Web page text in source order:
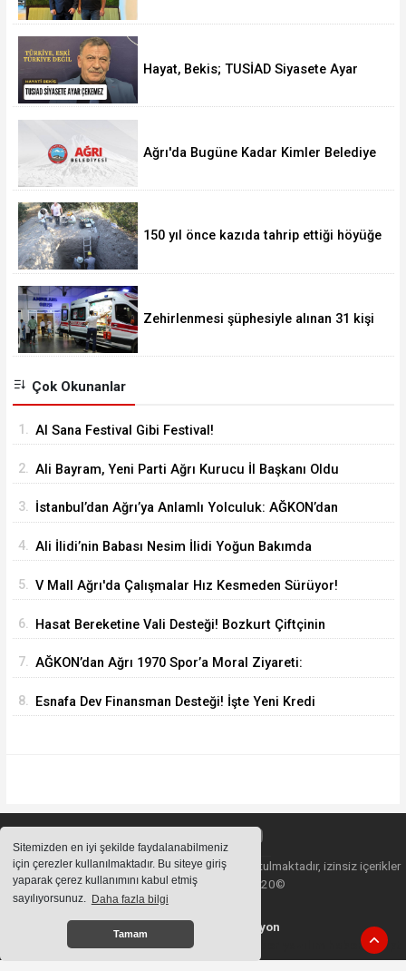
Sitemizden en iyi şekilde faydalanabilmeniz
için çerezler kullanılmaktadır. Bu siteye giriş
yaparak çerez kullanımını kabul etmiş
sayılıyorsunuz. Daha fazla bilgi
Tamam
Hayat, Bekis; TUSİAD Siyasete Ayar
Ağrı'da Bugüne Kadar Kimler Belediye
150 yıl önce kazıda tahrip ettiği höyüğe
Zehirlenmesi şüphesiyle alınan 31 kişi
Çok Okunanlar
1. Al Sana Festival Gibi Festival!
2. Ali Bayram, Yeni Parti Ağrı Kurucu İl Başkanı Oldu
3. İstanbul’dan Ağrı’ya Anlamlı Yolculuk: AĞKON’dan
4. Ali İlidi’nin Babası Nesim İlidi Yoğun Bakımda
5. V Mall Ağrı'da Çalışmalar Hız Kesmeden Sürüyor!
6. Hasat Bereketine Vali Desteği! Bozkurt Çiftçinin
7. AĞKON’dan Ağrı 1970 Spor’a Moral Ziyareti:
8. Esnafa Dev Finansman Desteği! İşte Yeni Kredi
Sitemizde bulunan içeriklerin tüm hakları saklı tutulmaktadır, izinsiz içerikler
kullanılamaz. Copyright 2020©
Haber Yazılımı:
Web Aksiyon
haber yazılımı
haber scripti haber script